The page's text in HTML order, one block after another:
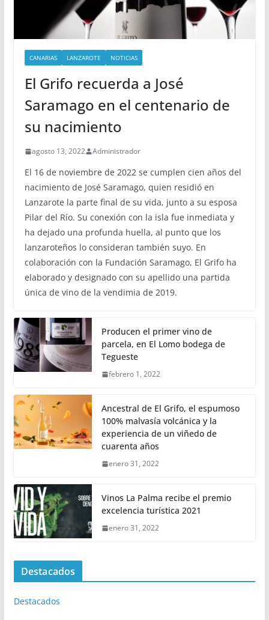
CANARIAS LANZAROTE NOTICIAS
El Grifo recuerda a José
Saramago en el centenario de
su nacimiento
agosto 13, 2022 Administrador
El 16 de noviembre de 2022 se cumplen cien años del
nacimiento de José Saramago, quien residió en
Lanzarote la parte final de su vida, junto a su esposa
Pilar del Río. Su conexión con la isla fue inmediata y
ha dejado una profunda huella, al punto que los
lanzaroteños lo consideran también suyo. En
colaboración con la Fundación Saramago, El Grifo ha
elaborado y designado con su apellido una partida
única de vino de la vendimia de 2019.
Producen el primer vino de
parcela, en El Lomo bodega de
Tegueste
febrero 1, 2022
Ancestral de El Grifo, el espumoso
100% malvasía volcánica y la
experiencia de un viñedo de
cuarenta años
enero 31, 2022
Vinos La Palma recibe el premio
excelencia turística 2021
enero 31, 2022
Destacados
Destacados